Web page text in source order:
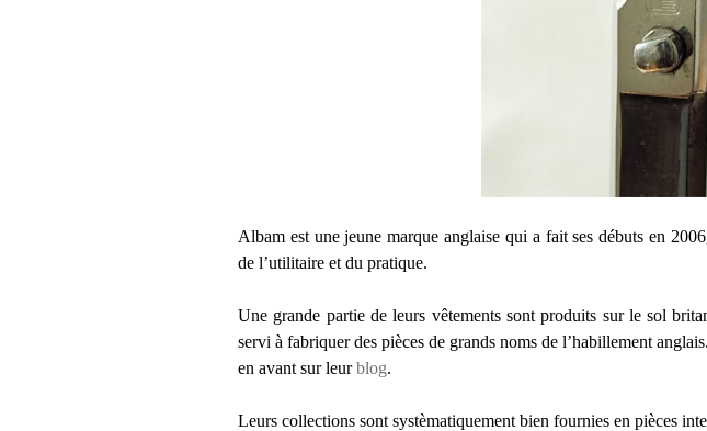
Albam est une jeune marque anglaise qui a fait ses débuts en
de l’utilitaire et du pratique.
Une grande partie de leurs vêtements sont produits sur le sol
servi à fabriquer des pièces de grands noms de l’habillement
en avant sur leurblog.
Leurs collections sont systèmatiquement bien fournies en pièces